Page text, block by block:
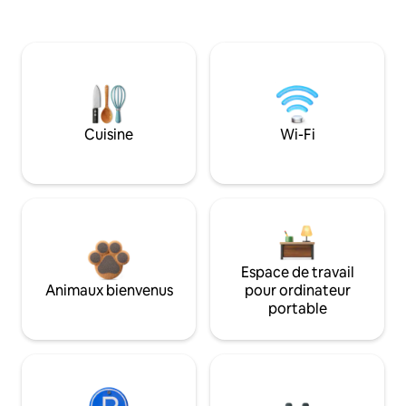
Cuisine Wi-Fi
Animaux bienvenus
Espace de travail
pour ordinateur
portable